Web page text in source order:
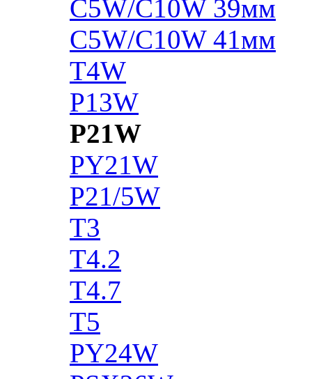
C5W/C10W 39мм
C5W/C10W 41мм
T4W
P13W
P21W
PY21W
P21/5W
T3
T4.2
T4.7
T5
PY24W